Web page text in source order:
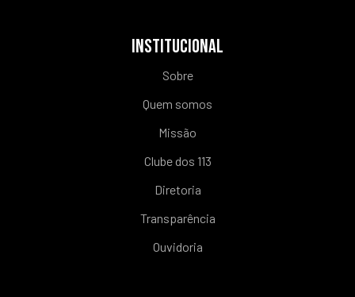
INSTITUCIONAL
Sobre
Quem somos
Missão
Clube dos 113
Diretoria
Transparência
Ouvidoria